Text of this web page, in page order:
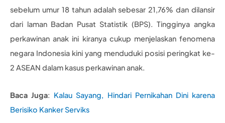
sebelum umur 18 tahun adalah sebesar 21,76% dan dilansir
dari laman Badan Pusat Statistik (BPS). Tingginya angka
perkawinan anak ini kiranya cukup menjelaskan fenomena
negara Indonesia kini yang menduduki posisi peringkat ke-
2 ASEAN dalam kasus perkawinan anak.
Baca Juga: Kalau Sayang, Hindari Pernikahan Dini karena
Berisiko Kanker Serviks